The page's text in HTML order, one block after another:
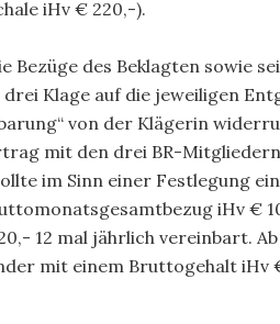
iHv € 220,-).
Bezüge des Beklagten sowie
Klage auf die jeweiligen
von der Klägerin
mit den drei BR-
im Sinn einer Festlegung
iHv €
12 mal jährlich vereinbart.
mit einem Bruttogehalt iHv